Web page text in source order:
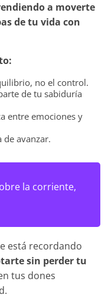
a moverte
de tu vida con
no el control.
de tu sabiduría
entre emociones y
de avanzar.
la corriente,
está recordando
sin perder tu
tus dones